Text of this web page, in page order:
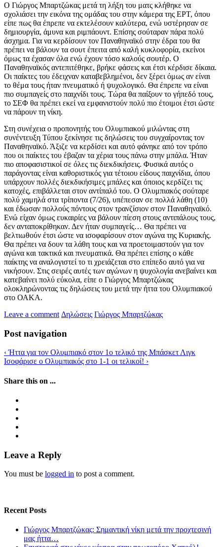
Ο Γιώργος Μπαρτζώκας μετά τη λήξη του ματς κλήθηκε να
σχολιάσει την εικόνα της ομάδας του στην κάμερα της ΕΡΤ, όπου
είπε πως θα έπρεπε να εκτελέσουν καλύτερα, ενώ υστέρησαν σε
δημιουργία, άμυνα και ριμπάουντ. Επίσης σούταραν πάρα πολύ
άσχημα. Για να κερδίσουν τον Παναθηναϊκό στην έδρα του θα
πρέπει να βάλουν τα σουτ έπειτα από καλή κυκλοφορία, εκείνοι
όμως τα έχασαν όλα ενώ έχουν τόσο καλούς σουτέρ. Ο
Παναθηναϊκός αντεπιτέθηκε, βρήκε φάσεις και έτσι κέρδισε δίκαια.
Οι παίκτες του έδειχναν καταβεβλημένοι, δεν ξέρει όμως αν είναι
το θέμα τους ήταν πνευματικό ή ψυχολογικό. Θα έπρεπε να είναι
πιο συμπαγείς στο παιχνίδι τους. Τώρα θα παίξουν το γήπεδό τους,
το ΣΕΦ θα πρέπει εκεί να εμφανιστούν πολύ πιο έτοιμοι έτσι ώστε
να πάρουν τη νίκη.
Στη συνέχεια ο προπονητής του Ολυμπιακού μιλώντας στη
συνέντευξη Τύπου ξεκίνησε τις δηλώσεις του συγχαίροντας τον
Παναθηναϊκό. Άξιζε να κερδίσει και αυτό φάνηκε από τον τρόπο
που οι παίκτες του έβαζαν τα χέρια τους πάνω στην μπάλα. Ήταν
πιο αποφασιστικοί σε όλες τις διεκδικήσεις. Φυσικά αυτός ο
παράγοντας είναι καθοριστικός για τέτοιου είδους παιχνίδια, όπου
υπάρχουν πολλές διεκδικήσιμες μπάλες και όποιος κερδίζει τις
κατοχές, επιβάλλεται στον αντίπαλό του. Ο Ολυμπιακός σούταρε
πολύ χαμηλά στα τρίποντα (7/26), υπέπεσαν σε πολλά λάθη (10)
και έδωσαν πολλούς πόντους στον τρανζίσιον στον Παναθηναϊκό.
Ενώ είχαν όμως ευκαιρίες να βάλουν πίεση στους αντιπάλους τους,
δεν ανταποκρίθηκαν. Δεν ήταν συμπαγείς… Θα πρέπει να
βελτιωθούν έτσι ώστε να ισοφαρίσουν στον αγώνα της Κυριακής.
Θα πρέπει να δουν τα λάθη τους και να προετοιμαστούν για τον
αγώνα και τακτικά και πνευματικά. Θα πρέπει επίσης ο κάθε
παίκτης να αναλογιστεί το τι χρειάζεται στο επίπεδο αυτό για να
νικήσουν. Στις σειρές αυτές των αγώνων η ψυχολογία ανεβαίνει και
κατεβαίνει πολύ εύκολα, είπε ο Γιώργος Μπαρτζώκας
ολοκληρώνοντας τις δηλώσεις του μετά την ήττα του Ολυμπιακού
στο ΟΑΚΑ.
Leave a comment Δηλώσεις Γιώργος Μπαρτζώκας
Post navigation
‹ Ήττα για τον Ολυμπιακό στον 1ο τελικό της Μπάσκετ Λιγκ
Ισοφάρισε ο Ολυμπιακός στο 1-1 οι τελικοί! ›
Share this on ...
Leave a Reply
You must be logged in to post a comment.
Recent Posts
Γιώργος Μπαρτζώκας: Σημαντική νίκη μετά την προχτεσινή
μας ήττα…